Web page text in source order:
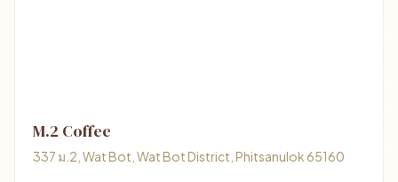
M.2 Coffee
337 ม.2, Wat Bot, Wat Bot District, Phitsanulok 65160